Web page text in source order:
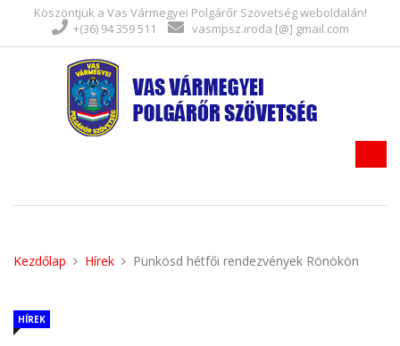
Köszöntjük a Vas Vármegyei Polgárőr Szövetség weboldalán!
+(36) 94 359 511
vasmpsz.iroda [@] gmail.com
Kezdőlap Hírek Pünkösd hétfői rendezvények Rönökön
HÍREK